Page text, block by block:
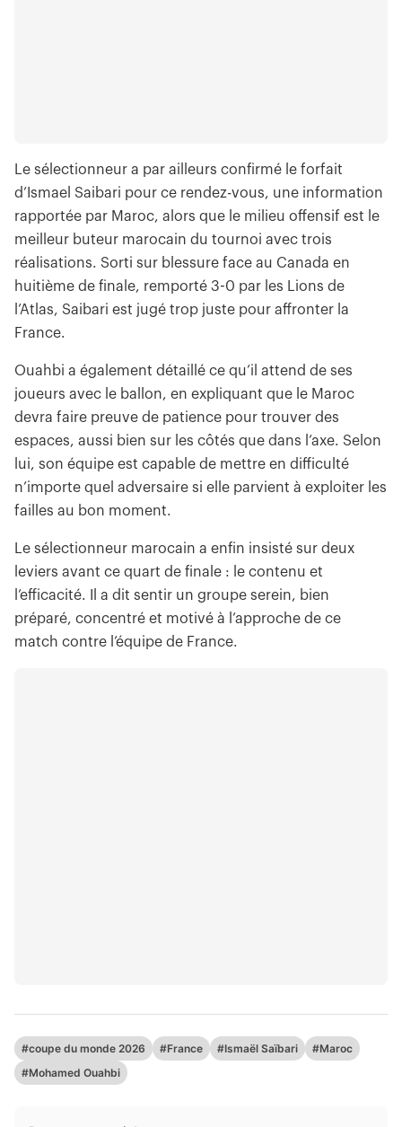
Le sélectionneur a par ailleurs confirmé le forfait
d’Ismael Saibari pour ce rendez-vous, une information
rapportée par Maroc, alors que le milieu offensif est le
meilleur buteur marocain du tournoi avec trois
réalisations. Sorti sur blessure face au Canada en
huitième de finale, remporté 3-0 par les Lions de
l’Atlas, Saibari est jugé trop juste pour affronter la
France.
Ouahbi a également détaillé ce qu’il attend de ses
joueurs avec le ballon, en expliquant que le Maroc
devra faire preuve de patience pour trouver des
espaces, aussi bien sur les côtés que dans l’axe. Selon
lui, son équipe est capable de mettre en difficulté
n’importe quel adversaire si elle parvient à exploiter les
failles au bon moment.
Le sélectionneur marocain a enfin insisté sur deux
leviers avant ce quart de finale : le contenu et
l’efficacité. Il a dit sentir un groupe serein, bien
préparé, concentré et motivé à l’approche de ce
match contre l’équipe de France.
#coupe du monde 2026 #France #Ismaël Saïbari
#Maroc
#Mohamed Ouahbi